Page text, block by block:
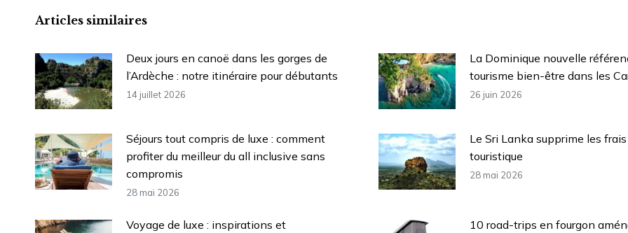
Articles similaires
Deux jours en canoë dans les gorges de
l’Ardèche : notre itinéraire pour débutants
14 juillet 2026
La Dominique nouvelle
tourisme bien-être dans les
26 juin 2026
Séjours tout compris de luxe : comment
profiter du meilleur du all inclusive sans
compromis
28 mai 2026
Le Sri Lanka supprime les
touristique
28 mai 2026
Voyage de luxe : inspirations et
10 road-trips en fourgon